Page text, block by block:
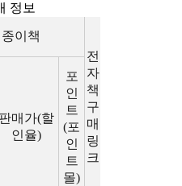
정보
종이책
전
자
책
구
매
링
크
판매가(할
인율)
포
인
트
(포
인
트
몰)